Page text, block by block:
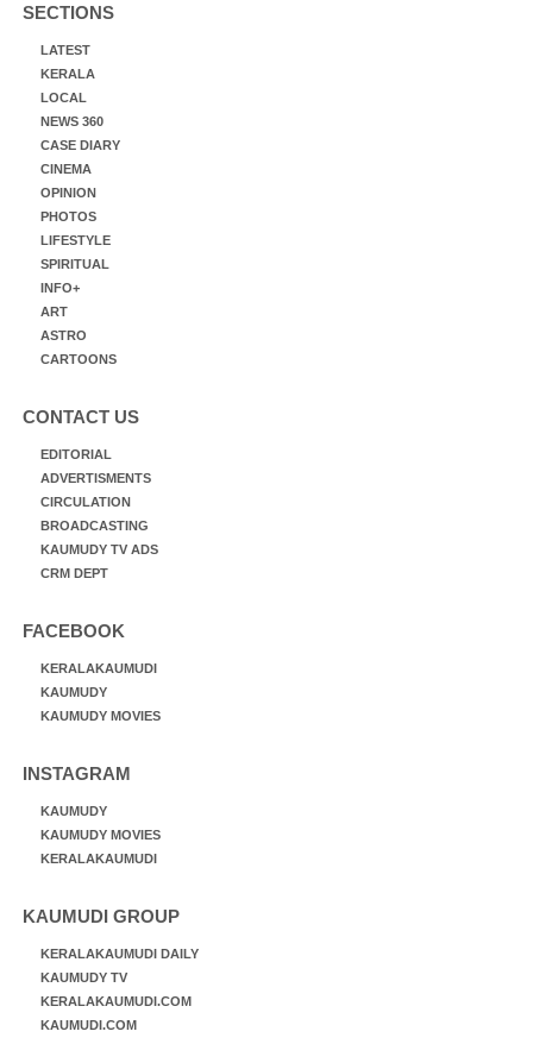
SECTIONS
LATEST
KERALA
LOCAL
NEWS 360
CASE DIARY
CINEMA
OPINION
PHOTOS
LIFESTYLE
SPIRITUAL
INFO+
ART
ASTRO
CARTOONS
CONTACT US
EDITORIAL
ADVERTISMENTS
CIRCULATION
BROADCASTING
KAUMUDY TV ADS
CRM DEPT
FACEBOOK
KERALAKAUMUDI
KAUMUDY
KAUMUDY MOVIES
INSTAGRAM
KAUMUDY
KAUMUDY MOVIES
KERALAKAUMUDI
KAUMUDI GROUP
KERALAKAUMUDI DAILY
KAUMUDY TV
KERALAKAUMUDI.COM
KAUMUDI.COM